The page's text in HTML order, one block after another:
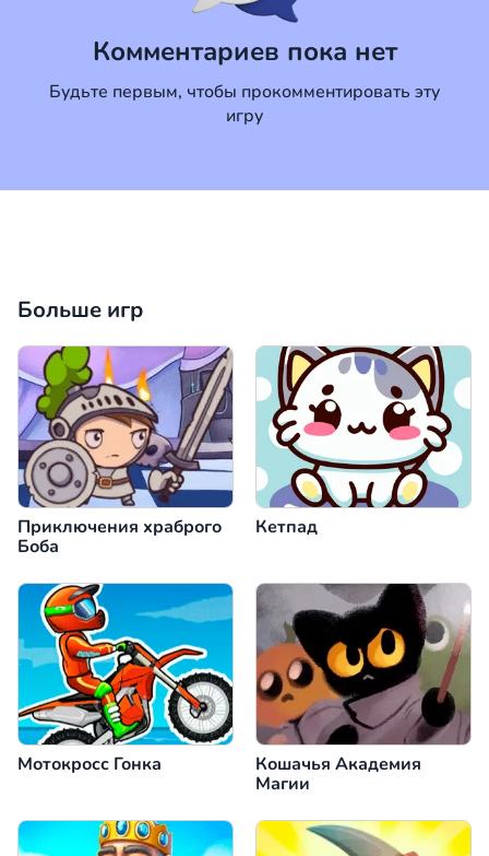
Комментариев пока нет
Будьте первым, чтобы прокомментировать эту
игру
Коментировать
Больше игр
Приключения храброго
Боба
Кетпад
Мотокросс Гонка
Кошачья Академия
Магии